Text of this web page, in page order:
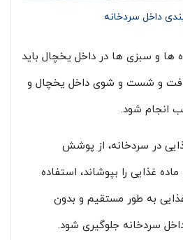
داخل سردخانه
ها و سبزی ها در داخل یخچال باید
و شست و شوی داخل یخچال و
انجام شود.
در سردخانه، از پوشش
غذایی را بپوشاند، استفاده
به طور مستقیم و بدون
سردخانه جلوگیری شود.